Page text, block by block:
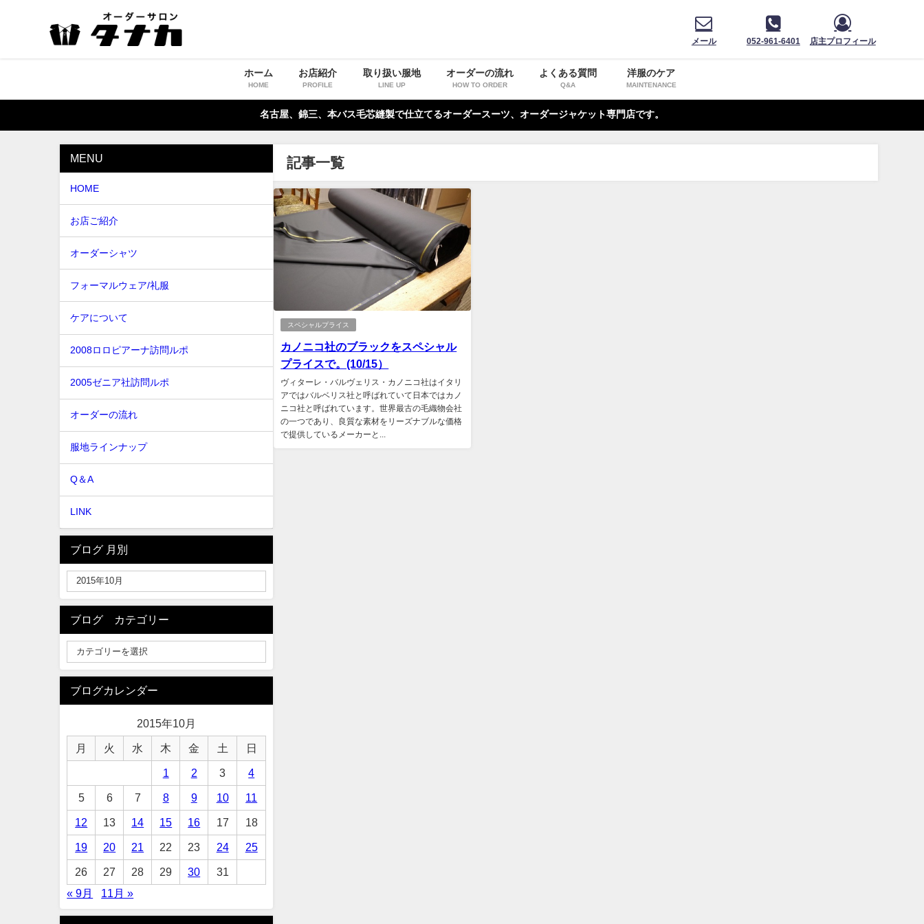
メール 052-961-6401 店主プロフィール
ホーム
HOME
お店紹介
PROFILE
取り扱い服地
LINE UP
オーダーの流れ
HOW TO ORDER
よくある質問
Q&A
洋服のケア
MAINTENANCE
名古屋、錦三、本バス毛芯縫製で仕立てるオーダースーツ、オーダージャケット専門店です。
記事一覧
スペシャルプライス
カノニコ社のブラックをスペシャル
プライスで。(10/15）
ヴィターレ・バルヴェリス・カノニコ社はイタリ
アではバルベリス社と呼ばれていて日本ではカノ
ニコ社と呼ばれています。世界最古の毛織物会社
の一つであり、良質な素材をリーズナブルな価格
で提供しているメーカーと...
MENU
HOME
お店ご紹介
オーダーシャツ
フォーマルウェア/礼服
ケアについて
2008ロロピアーナ訪問ルポ
2005ゼニア社訪問ルポ
オーダーの流れ
服地ラインナップ
Q＆A
LINK
ブログ 月別
ブログ カテゴリー
ブログカレンダー
2015年10月
月 火 水 木 金 土 日
1 2 3 4
5 6 7 8 9 10 11
12 13 14 15 16 17 18
19 20 21 22 23 24 25
26 27 28 29 30
31
« 9月
11月 »